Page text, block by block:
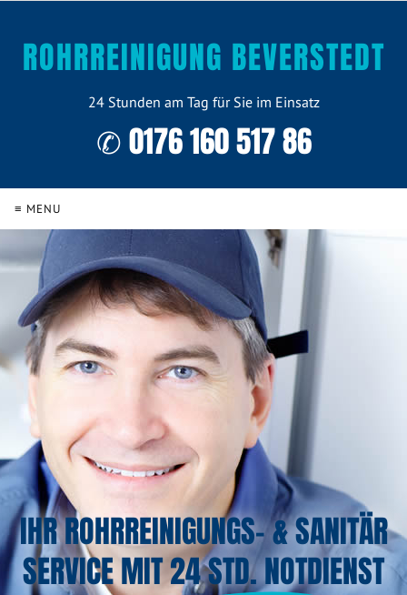
ROHRREINIGUNG BEVERSTEDT
24 Stunden am Tag für Sie im Einsatz
✆ 0176 160 517 86
≡ MENU
IHR ROHRREINIGUNGS- & SANITÄR
SERVICE MIT 24 STD. NOTDIENST